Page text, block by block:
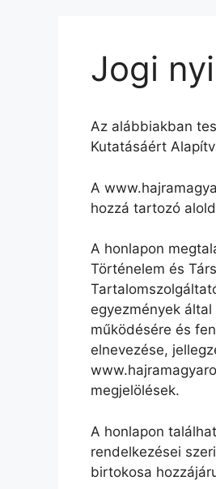
Jogi
Az alábbiakban
Kutatásáért
A
hozzá tartozó
A honlapon
Történelem és
egyezmények
működésére és
elnevezése,
megjelölések.
A honlapon
rendelkezései
birtokosa